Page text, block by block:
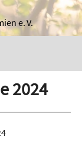
e. V.
2024